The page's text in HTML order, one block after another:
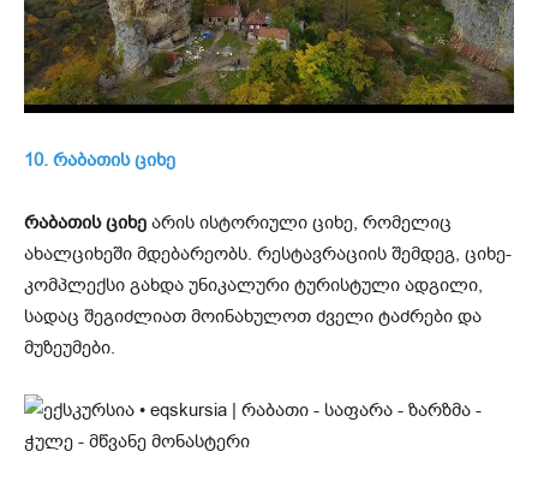
10. რაბათის ციხე
რაბათის ციხე არის ისტორიული ციხე, რომელიც
ახალციხეში მდებარეობს. რესტავრაციის შემდეგ, ციხე-
კომპლექსი გახდა უნიკალური ტურისტული ადგილი,
სადაც შეგიძლიათ მოინახულოთ ძველი ტაძრები და
მუზეუმები.